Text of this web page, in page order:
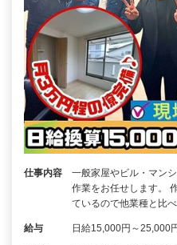
仕事内容
一般家屋やビル・マン
作業をお任せします。
ているので他業種と比
給与 日給15,000円～25,000